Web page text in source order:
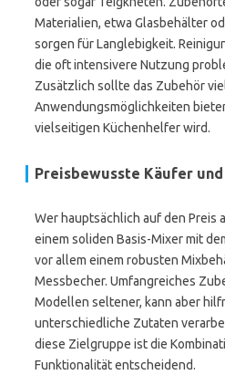
Materialien, etwa Glasbehälter
sorgen für Langlebigkeit.
die oft intensivere Nutzung
Zusätzlich sollte das Zubehör
Anwendungsmöglichkeiten
vielseitigen Küchenhelfer wird.
Preisbewusste Käufer
Wer hauptsächlich auf den Preis
einem soliden Basis-Mixer mit
vor allem einem robusten
Messbecher. Umfangreiches
Modellen seltener, kann aber
unterschiedliche Zutaten
diese Zielgruppe ist die
Funktionalität entscheidend.